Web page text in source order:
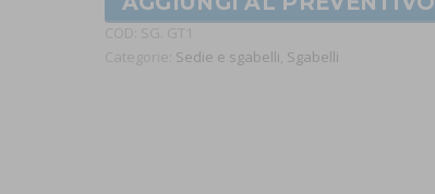
COD: SG. GT1
Categorie: Sedie e sgabelli Sgabelli